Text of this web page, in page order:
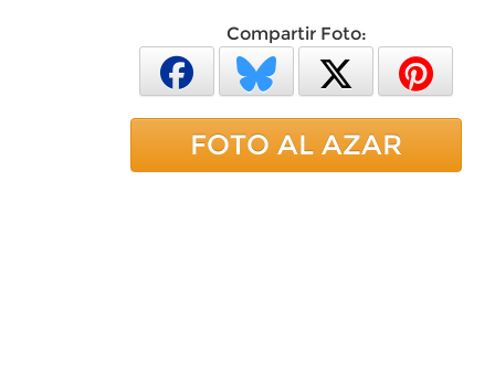
Compartir Foto:
FOTO AL AZAR